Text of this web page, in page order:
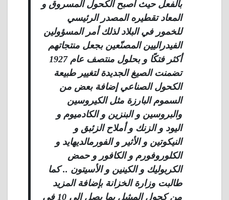
بالفعل حيث أصبح الكحول المسروق و
المعاد تقطيره المصدر الرئيسي
للخمور في البلاد لذلك أمر المسؤولين
الفيدراليين المصنّعين بجعل منتجاتهم
أكثر فتكًا و بحلول منتصف عام 1927
تضمنت الصيغ الجديدة لتغيير طبيعة
الكحول الصناعي إضافة بعض من
السموم البارزة مثل الكيروسين
والبروسين و البنزين و الكادميوم و
اليود و الزنك و أملاح الزئبق و
النيكوتين و الأثير و الفورمالديهايد و
الكلوروفورم و الكافور و حمض
الكربوليك و الكينين و الأسيتون .. كما
طالبت وزارة الخزانة بإضافة المزيد
من كحول الميثيل بما يصل إلى 10 في